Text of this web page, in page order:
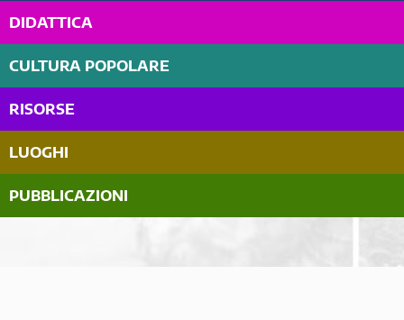
DIDATTICA
CULTURA POPOLARE
RISORSE
LUOGHI
PUBBLICAZIONI